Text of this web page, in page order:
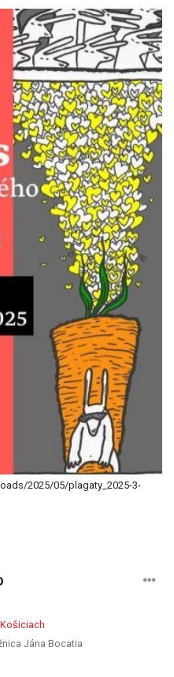
2025/05/plagaty_2025-3-
Jána Bocatia